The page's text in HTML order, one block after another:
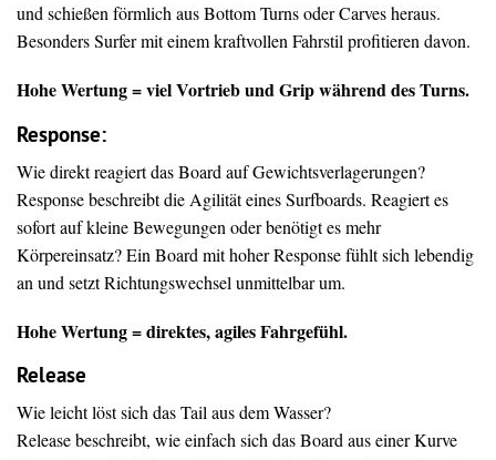
und schießen förmlich aus Bottom Turns oder Carves heraus.
Besonders Surfer mit einem kraftvollen Fahrstil profitieren davon.
Hohe Wertung = viel Vortrieb und Grip während des Turns.
Response:
Wie direkt reagiert das Board auf Gewichtsverlagerungen?
Response beschreibt die Agilität eines Surfboards. Reagiert es
sofort auf kleine Bewegungen oder benötigt es mehr
Körpereinsatz? Ein Board mit hoher Response fühlt sich lebendig
an und setzt Richtungswechsel unmittelbar um.
Hohe Wertung = direktes, agiles Fahrgefühl.
Release
Wie leicht löst sich das Tail aus dem Wasser?
Release beschreibt, wie einfach sich das Board aus einer Kurve